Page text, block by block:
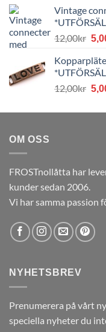
var:
Vintage
12,00kr Det
var:
12,00kr Det
OM OSS
FROSTnollåtta har
kunder sedan 2006.
Vi har samma passion
NYHETSBREV
Prenumerera på vårt
speciella nyheter du